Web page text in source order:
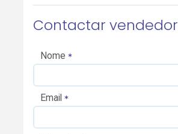
Contactar vendedor
Nome
Email